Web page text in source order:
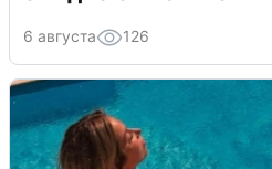
6 августа 126